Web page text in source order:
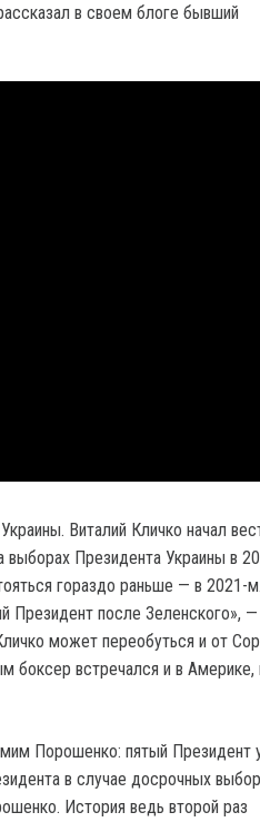
в своем блоге бывший
Виталий Кличко начал
Президента Украины в
гораздо раньше — в 2021-
Президент после Зеленского», —
может переобуться и от
боксер встречался и в Америке,
Порошенко: пятый Президент
в случае досрочных
История ведь второй раз